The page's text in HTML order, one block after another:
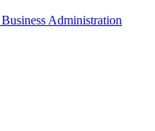
Administration